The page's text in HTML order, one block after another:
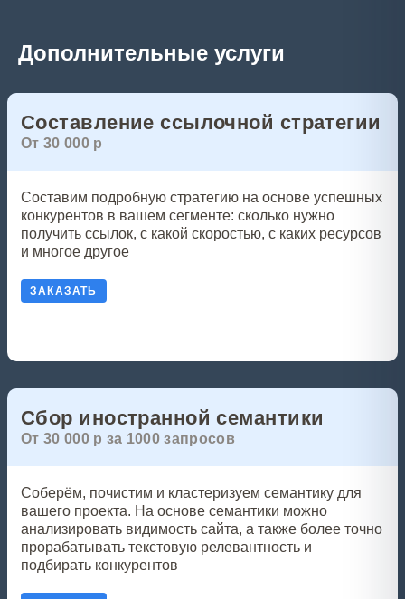
Дополнительные услуги
Составление ссылочной стратегии
От 30 000 р
Составим подробную стратегию на основе успешных
конкурентов в вашем сегменте: сколько нужно
получить ссылок, с какой скоростью, с каких ресурсов
и многое другое
ЗАКАЗАТЬ
Сбор иностранной семантики
От 30 000 р за 1000 запросов
Соберём, почистим и кластеризуем семантику для
вашего проекта. На основе семантики можно
анализировать видимость сайта, а также более точно
прорабатывать текстовую релевантность и
подбирать конкурентов